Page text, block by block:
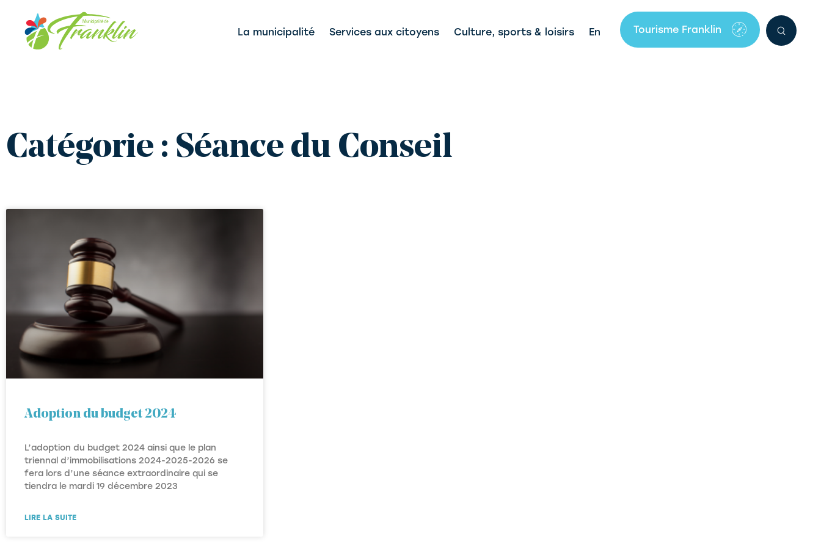
contenu
La municipalité Services aux citoyens Culture, sports & loisirs En Tourisme Franklin
Catégorie : Séance du Conseil
Adoption du budget 2024
L’adoption du budget 2024 ainsi que le plan
triennal d’immobilisations 2024-2025-2026 se
fera lors d’une séance extraordinaire qui se
tiendra le mardi 19 décembre 2023
LIRE LA SUITE